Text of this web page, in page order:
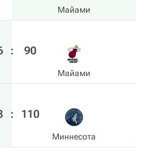
Майами
: 90
Майами
: 110
Миннесота